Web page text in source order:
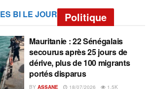
BI LE JOUR Politique
Mauritanie : 22 Sénégalais
secourus après 25 jours de
dérive, plus de 100 migrants
portés disparus
BY ASSANE 18/07/2026 1.5K